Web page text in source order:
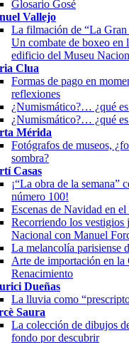
Glosario Gosé
Vallejo
La filmación de “La Gran
Un combate de boxeo en
edificio del Museu
Clua
Formas de pago en
reflexiones
¿Numismático?… ¿qué
¿Numismático?… ¿qué
Mérida
Fotógrafos de museos,
sombra?
Casas
¡“La obra de la semana”
número 100!
Escenas de Navidad en
Recorriendo los vestigios
Nacional con Manuel
La melancolía parisiense
Arte de importación en la
Renacimiento
Dueñas
La lluvia como
Saura
La colección de dibujos
fondo por descubrir